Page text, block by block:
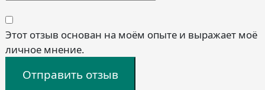
Этот отзыв основан на моём опыте и выражает моё
личное мнение.
Отправить отзыв